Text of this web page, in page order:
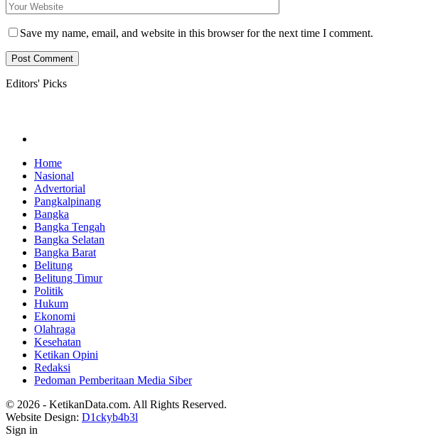
Save my name, email, and website in this browser for the next time I comment.
Editors' Picks
Home
Nasional
Advertorial
Pangkalpinang
Bangka
Bangka Tengah
Bangka Selatan
Bangka Barat
Belitung
Belitung Timur
Politik
Hukum
Ekonomi
Olahraga
Kesehatan
Ketikan Opini
Redaksi
Pedoman Pemberitaan Media Siber
© 2026 - KetikanData.com. All Rights Reserved.
Website Design: D1ckyb4b3l
Sign in